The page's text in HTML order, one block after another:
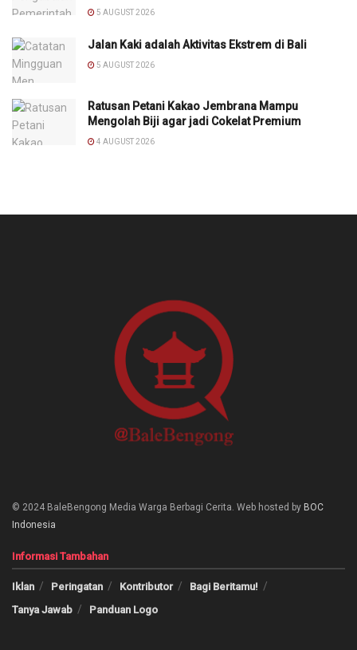
5 AUGUST 2026
Jalan Kaki adalah Aktivitas Ekstrem di Bali
5 AUGUST 2026
Ratusan Petani Kakao Jembrana Mampu
Mengolah Biji agar jadi Cokelat Premium
4 AUGUST 2026
© 2024 BaleBengong Media Warga Berbagi Cerita. Web hosted by BOC
Indonesia
Informasi Tambahan
Iklan Peringatan Kontributor
Bagi Beritamu!
Tanya Jawab
Panduan Logo